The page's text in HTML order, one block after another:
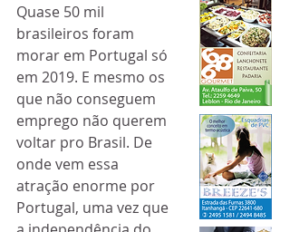
Quase 50 mil
brasileiros foram
morar em Portugal só
em 2019. E mesmo os
que não conseguem
emprego não querem
voltar pro Brasil. De
onde vem essa
atração enorme por
Portugal, uma vez que